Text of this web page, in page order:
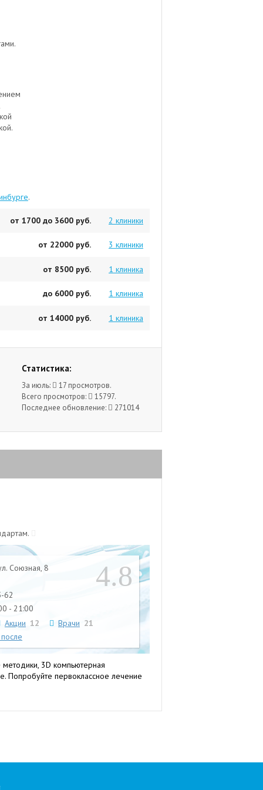
.
2 клиники
от 1700 до 3600 руб.
3 клиники
от 22000 руб.
1 клиника
от 8500 руб.
1 клиника
до 6000 руб.
1 клиника
от 14000 руб.
Статистика:
За июль:
17 просмотров.
Всего просмотров:
15797.
Последнее обновление:
271014
4.8
Союзная, 8
62
- 21:00
Акции 12 Врачи 21
3D компьютерная
Попробуйте первоклассное лечение